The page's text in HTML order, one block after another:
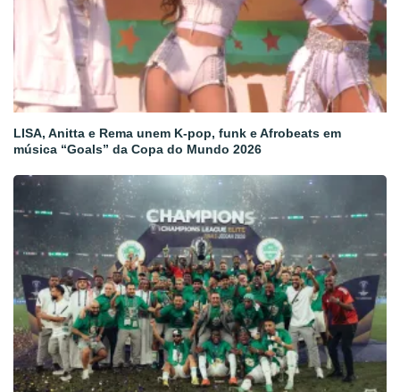
LISA, Anitta e Rema unem K-pop, funk e Afrobeats em
música “Goals” da Copa do Mundo 2026